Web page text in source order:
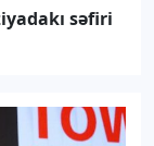
səfiri